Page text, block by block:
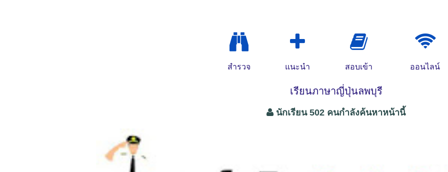
สำรวจ แนะนำ สอบเข้า ออนไลน์
เรียนภาษาญี่ปุ่นลพบุรี
นักเรียน 502 คนกำลังค้นหาหน้านี้